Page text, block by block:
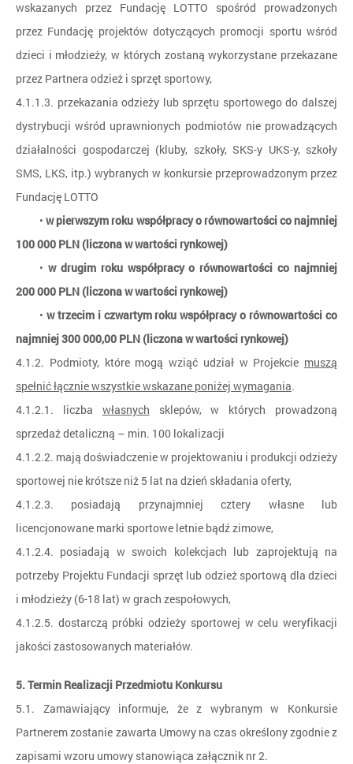
wskazanych przez Fundację LOTTO spośród prowadzonych
przez Fundację projektów dotyczących promocji sportu wśród
dzieci i młodzieży, w których zostaną wykorzystane przekazane
przez Partnera odzież i sprzęt sportowy,
4.1.1.3. przekazania odzieży lub sprzętu sportowego do dalszej
dystrybucji wśród uprawnionych podmiotów nie prowadzących
działalności gospodarczej (kluby, szkoły, SKS-y UKS-y, szkoły
SMS, LKS, itp.) wybranych w konkursie przeprowadzonym przez
Fundację LOTTO
•w pierwszym roku współpracy o równowartości co najmniej
100 000 PLN (liczona w wartości rynkowej)
• w drugim roku współpracy o równowartości co najmniej
200 000 PLN (liczona w wartości rynkowej)
• w trzecim i czwartym roku współpracy o równowartości co
najmniej 300 000,00 PLN (liczona w wartości rynkowej)
4.1.2. Podmioty, które mogą wziąć udział w Projekcie muszą
spełnić łącznie wszystkie wskazane poniżej wymagania.
4.1.2.1. liczba własnych sklepów, w których prowadzoną
sprzedaż detaliczną – min. 100 lokalizacji
4.1.2.2. mają doświadczenie w projektowaniu i produkcji odzieży
sportowej nie krótsze niż 5 lat na dzień składania oferty,
4.1.2.3. posiadają przynajmniej cztery własne lub
licencjonowane marki sportowe letnie bądź zimowe,
4.1.2.4. posiadają w swoich kolekcjach lub zaprojektują na
potrzeby Projektu Fundacji sprzęt lub odzież sportową dla dzieci
i młodzieży (6-18 lat) w grach zespołowych,
4.1.2.5. dostarczą próbki odzieży sportowej w celu weryfikacji
jakości zastosowanych materiałów.
5. Termin Realizacji Przedmiotu Konkursu
5.1. Zamawiający informuje, że z wybranym w Konkursie
Partnerem zostanie zawarta Umowy na czas określony zgodnie z
zapisami wzoru umowy stanowiąca załącznik nr 2.